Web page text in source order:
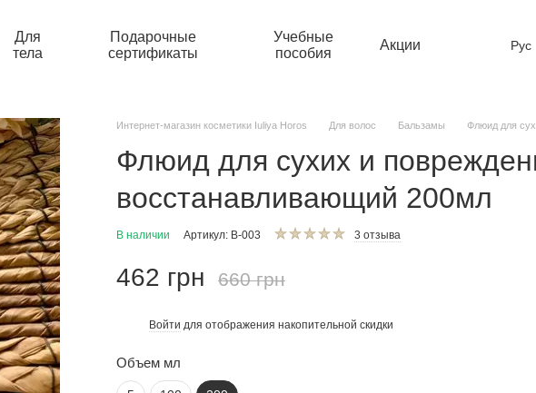
Для
тела
Подарочные
сертификаты
Учебные
пособия
Акции Рус
Интернет-магазин косметики Iuliya Horos Для волос Бальзамы Флюид для
Флюид для сухих и
восстанавливающий 200мл
В наличии Артикул: В-003 3 отзыва
462 грн 660 грн
Войти для отображения накопительной скидки
Объем мл